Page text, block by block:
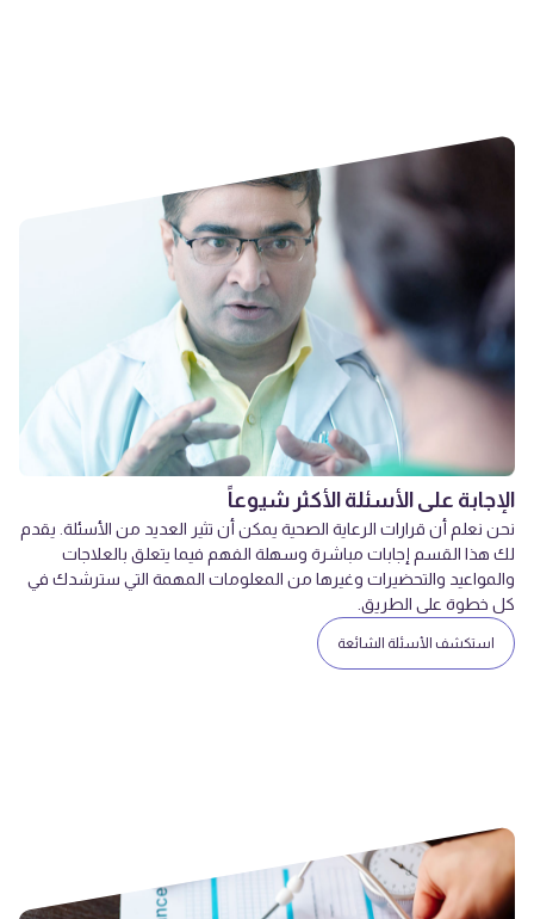
الإجابة على الأسئلة الأكثر شيوعاً
نحن نعلم أن قرارات الرعاية الصحية يمكن أن تثير العديد من الأسئلة. يقدم
لك هذا القسم إجابات مباشرة وسهلة الفهم فيما يتعلق بالعلاجات
والمواعيد والتحضيرات وغيرها من المعلومات المهمة التي سترشدك في
كل خطوة على الطريق.
استكشف الأسئلة الشائعة